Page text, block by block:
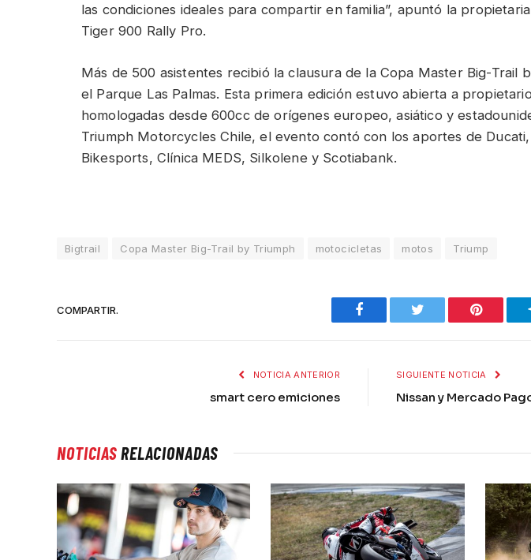
las condiciones ideales para compartir en familia”, apuntó la
Tiger 900 Rally Pro.
Más de 500 asistentes recibió la clausura de la Copa Master Big-Trail
el Parque Las Palmas. Esta primera edición estuvo abierta a
homologadas desde 600cc de orígenes europeo, asiático y
Triumph Motorcycles Chile, el evento contó con los aportes de
Bikesports, Clínica MEDS, Silkolene y Scotiabank.
Bigtrail Copa Master Big-Trail by Triumph motocicletas motos Triump
COMPARTIR. Facebook Twitter Pinterest
NOTICIA ANTERIOR
smart cero emiciones
SIGUIENTE NOTICIA
Nissan y Mercado
NOTICIASRELACIONADAS